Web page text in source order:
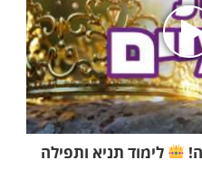
לימוד תניא ותפילה